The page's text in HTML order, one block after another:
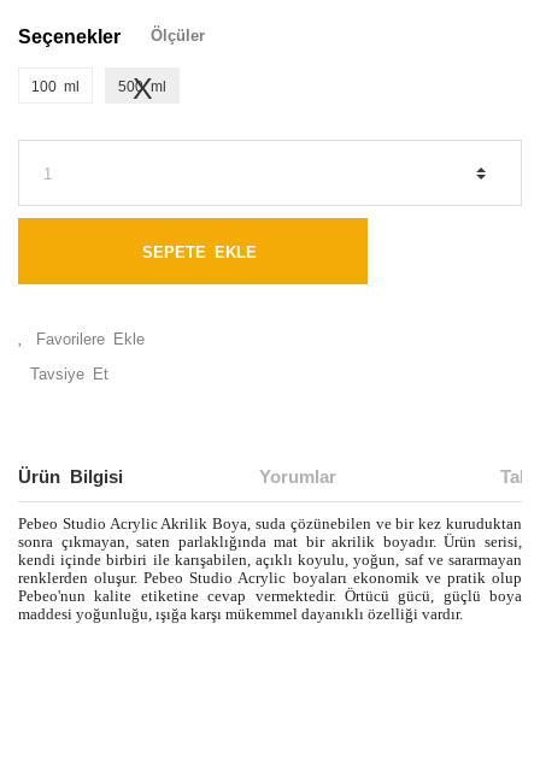
Seçenekler Ölçüler
100 ml 500 ml
SEPETE EKLE
Tavsiye Et
Ürün Bilgisi Yorumlar
Pebeo Studio Acrylic Akrilik Boya, suda çözünebilen ve bir kez kuruduktan
sonra çıkmayan, saten parlaklığında mat bir akrilik boyadır. Ürün serisi,
kendi içinde birbiri ile karışabilen, açıklı koyulu, yoğun, saf ve sararmayan
renklerden oluşur. Pebeo Studio Acrylic boyaları ekonomik ve pratik olup
Pebeo'nun kalite etiketine cevap vermektedir. Örtücü gücü, güçlü boya
maddesi yoğunluğu, ışığa karşı mükemmel dayanıklı özelliği vardır.